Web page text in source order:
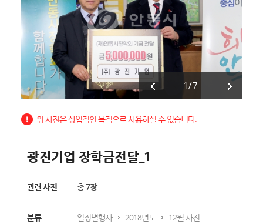
1/7
위 사진은 상업적인 목적으로 사용하실 수 없습니다.
광진기업 장학금전달_1
관련 사진 총 7장
분류 일정별행사 2018년도 12월 사진